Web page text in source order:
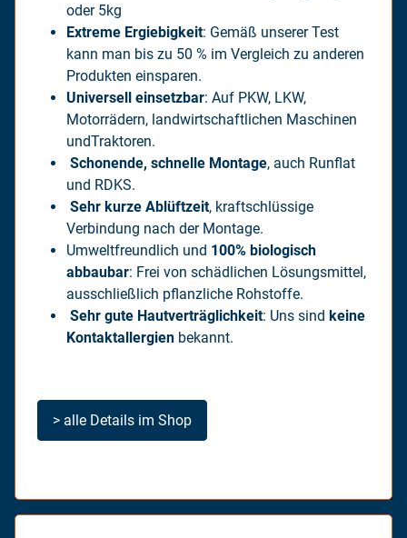
oder 5kg
Extreme Ergiebigkeit: Gemäß unserer Test
kann man bis zu 50 % im Vergleich zu anderen
Produkten einsparen.
Universell einsetzbar: Auf PKW, LKW,
Motorrädern, landwirtschaftlichen Maschinen
undTraktoren.
Schonende, schnelle Montage, auch Runflat
und RDKS.
Sehr kurze Ablüftzeit, kraftschlüssige
Verbindung nach der Montage.
Umweltfreundlich und 100% biologisch
abbaubar: Frei von schädlichen Lösungsmittel,
ausschließlich pflanzliche Rohstoffe.
Sehr gute Hautverträglichkeit: Uns sind keine
Kontaktallergien bekannt.
> alle Details im Shop